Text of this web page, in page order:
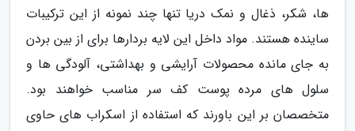
ها، شکر، ذغال و نمک دریا تنها چند نمونه از این ترکیبات
ساینده هستند. مواد داخل این لایه بردارها برای از بین بردن
به جای مانده محصولات آرایشی و بهداشتی، آلودگی ها و
سلول های مرده پوست کف سر مناسب خواهند بود.
متخصصان بر این باورند که استفاده از اسکراب های حاوی